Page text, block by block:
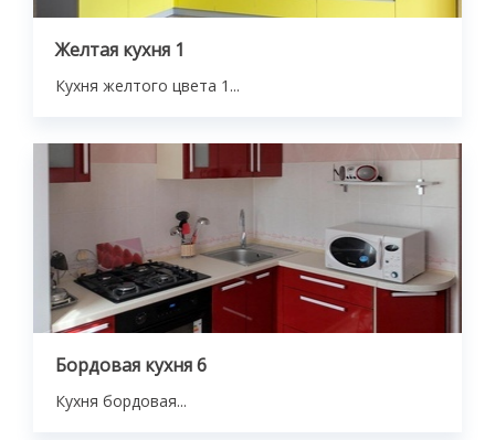
Желтая кухня 1
Кухня желтого цвета 1...
Бордовая кухня 6
Кухня бордовая...